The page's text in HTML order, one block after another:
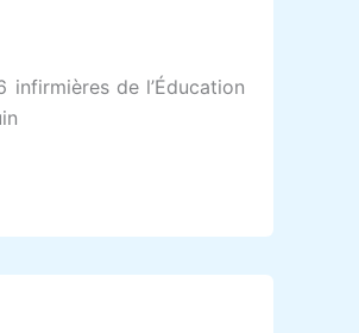
infirmières de l’Éducation